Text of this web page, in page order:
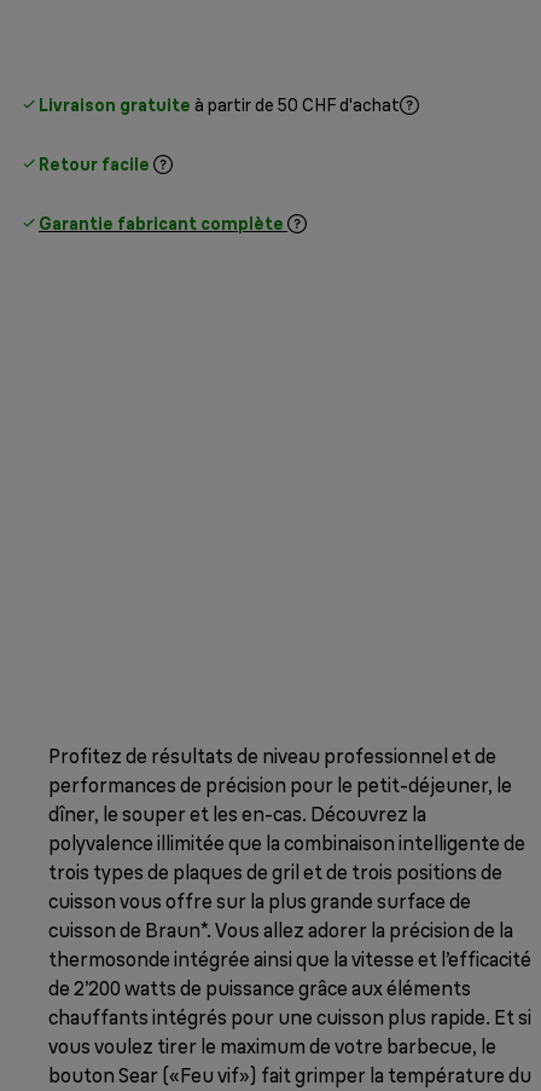
Livraison gratuite à partir de 50 CHF d'achat
Retour facile
Garantie fabricant complète
Profitez de résultats de niveau professionnel et de
performances de précision pour le petit-déjeuner, le
dîner, le souper et les en-cas. Découvrez la
polyvalence illimitée que la combinaison intelligente de
trois types de plaques de gril et de trois positions de
cuisson vous offre sur la plus grande surface de
cuisson de Braun*. Vous allez adorer la précision de la
thermosonde intégrée ainsi que la vitesse et l’efficacité
de 2’200 watts de puissance grâce aux éléments
chauffants intégrés pour une cuisson plus rapide. Et si
vous voulez tirer le maximum de votre barbecue, le
bouton Sear («Feu vif») fait grimper la température du